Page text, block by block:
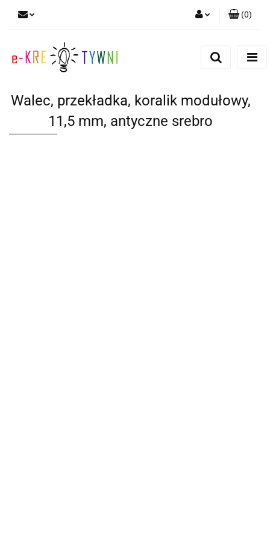
Zgody cookies
(0)
Walec, przekładka, koralik modułowy,
11,5 mm, antyczne srebro